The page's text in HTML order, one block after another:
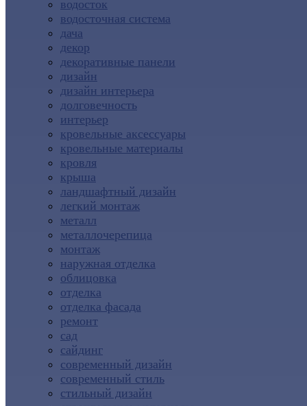
водосток
водосточная система
дача
декор
декоративные панели
дизайн
дизайн интерьера
долговечность
интерьер
кровельные аксессуары
кровельные материалы
кровля
крыша
ландшафтный дизайн
легкий монтаж
металл
металлочерепица
монтаж
наружная отделка
облицовка
отделка
отделка фасада
ремонт
сад
сайдинг
современный дизайн
современный стиль
стильный дизайн